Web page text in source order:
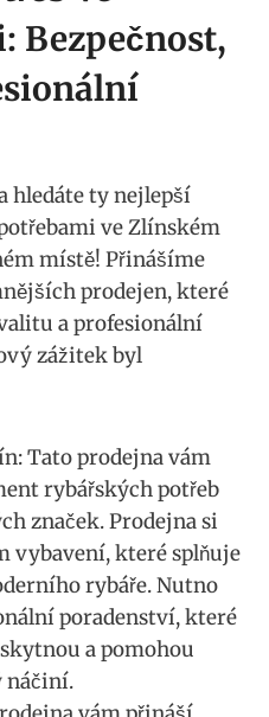
Bezpečnost,
⁣hledáte ⁣ty nejlepší
ve Zlínském
místě! Přinášíme
prodejen, které
a profesionální‍
zážitek byl
Tato prodejna vám
rybářských potřeb​
značek. Prodejna‌ si
vybavení, které splňuje
rybáře. Nutno
poradenství, které
a pomohou
náčiní.